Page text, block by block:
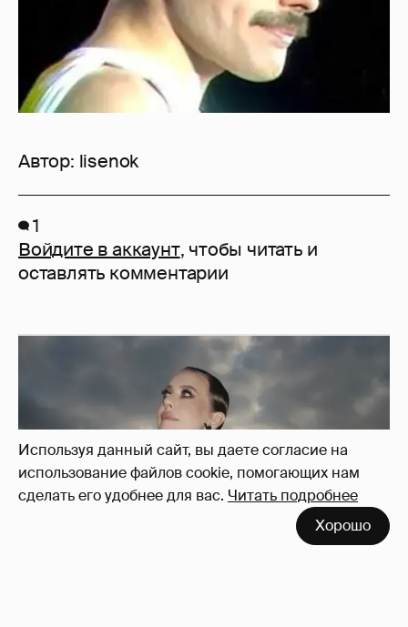
Используя данный сайт, вы даете согласие на
использование файлов cookie, помогающих нам
сделать его удобнее для вас. Читать подробнее
Хорошо
Автор: lisenok
1
Войдите в аккаунт, чтобы читать и
оставлять комментарии